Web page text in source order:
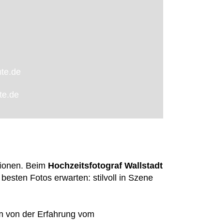
Beim Hochzeitsfotograf Wallstadt
Fotos erwarten: stilvoll in Szene
von der Erfahrung vom